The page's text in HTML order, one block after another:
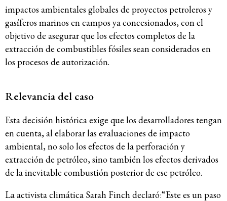
impactos ambientales globales de proyectos petroleros y
gasíferos marinos en campos ya concesionados, con el
objetivo de asegurar que los efectos completos de la
extracción de combustibles fósiles sean considerados en
los procesos de autorización.
Relevancia del caso
Esta decisión histórica exige que los desarrolladores tengan
en cuenta, al elaborar las evaluaciones de impacto
ambiental, no solo los efectos de la perforación y
extracción de petróleo, sino también los efectos derivados
de la inevitable combustión posterior de ese petróleo.
La activista climática Sarah Finch declaró:“Este es un paso